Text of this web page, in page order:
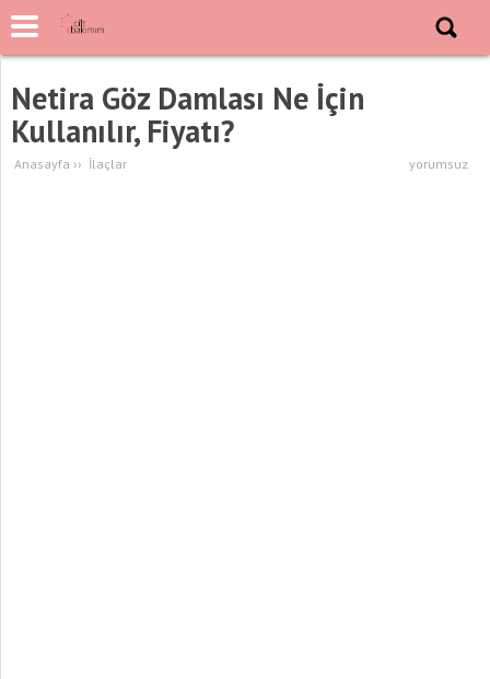
Netira Göz Damlası Ne İçin
Kullanılır, Fiyatı?
Anasayfa ›› İlaçlar yorumsuz